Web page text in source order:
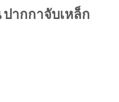
ากกาจับเหล็ก